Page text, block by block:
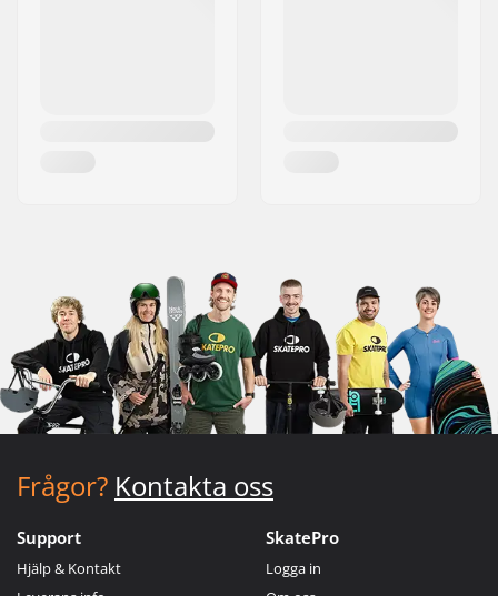
Frågor? Kontakta oss
Support
Hjälp & Kontakt
SkatePro
Logga in